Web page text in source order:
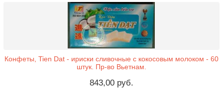
Конфеты, Tien Dat - ириски сливочные с кокосовым молоком - 60
штук. Пр-во Вьетнам.
843,00 руб.